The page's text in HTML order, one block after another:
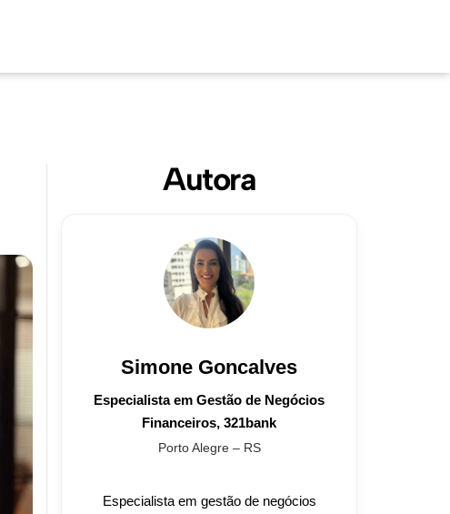
Autora
Simone Goncalves
Especialista em Gestão de Negócios
Financeiros, 321bank
Porto Alegre – RS
Especialista em gestão de negócios